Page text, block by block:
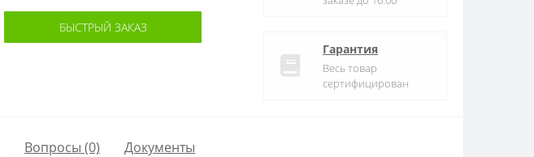
БЫСТРЫЙ ЗАКАЗ
Гарантия
Весь товар
сертифицирован
Вопросы (0) Документы